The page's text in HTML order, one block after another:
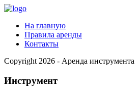
На главную
Правила аренды
Контакты
Copyright 2026 - Аренда инструмента
Инструмент